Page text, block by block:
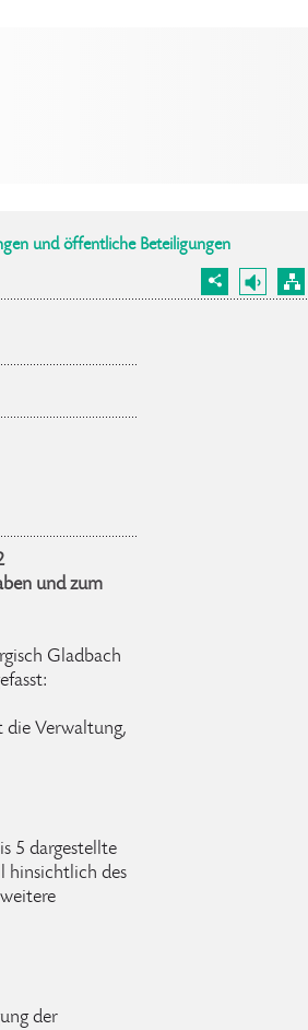
und öffentliche Beteiligungen
und zum
Gladbach
die Verwaltung,
5 dargestellte
hinsichtlich des
der